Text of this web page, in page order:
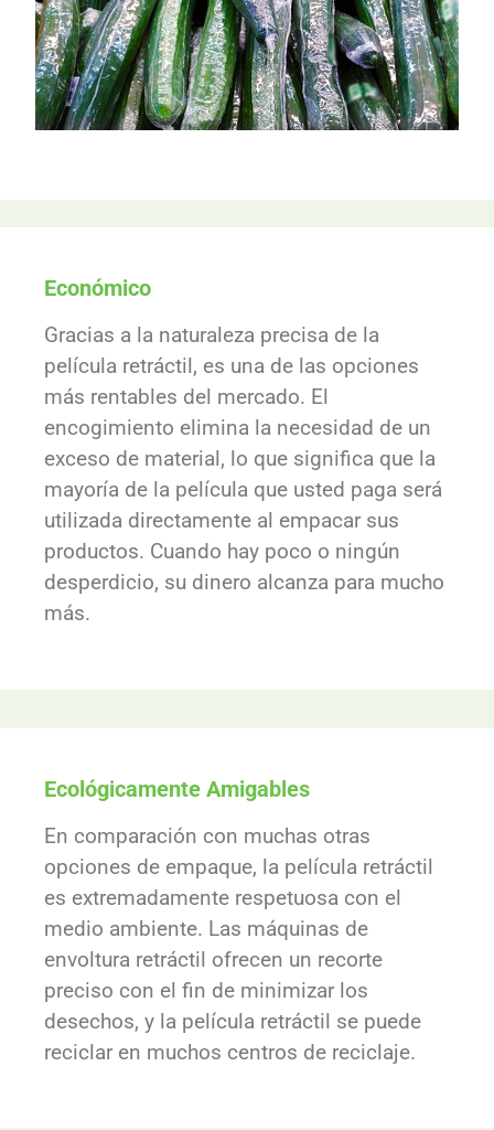
Económico
Gracias a la naturaleza precisa de la
película retráctil, es una de las opciones
más rentables del mercado. El
encogimiento elimina la necesidad de un
exceso de material, lo que significa que la
mayoría de la película que usted paga será
utilizada directamente al empacar sus
productos. Cuando hay poco o ningún
desperdicio, su dinero alcanza para mucho
más.
Ecológicamente Amigables
En comparación con muchas otras
opciones de empaque, la película retráctil
es extremadamente respetuosa con el
medio ambiente. Las máquinas de
envoltura retráctil ofrecen un recorte
preciso con el fin de minimizar los
desechos, y la película retráctil se puede
reciclar en muchos centros de reciclaje.